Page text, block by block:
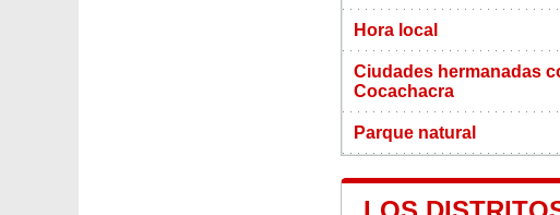
Hora local
Ciudades hermanadas
Cocachacra
Parque natural